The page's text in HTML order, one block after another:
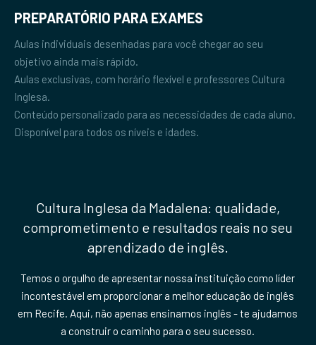
PREPARATÓRIO PARA EXAMES
Aulas individuais desenhadas para você chegar ao seu
objetivo ainda mais rápido.
Aulas exclusivas, com horário flexível e professores Cultura
Inglesa.
Conteúdo personalizado para as necessidades de cada aluno.
Disponível para todos os níveis e idades.
Cultura Inglesa da Madalena: qualidade,
comprometimento e resultados reais no seu
aprendizado de inglês.
Temos o orgulho de apresentar nossa instituição como líder
incontestável em proporcionar a melhor educação de inglês
em Recife. Aqui, não apenas ensinamos inglês - te ajudamos
a construir o caminho para o seu sucesso.